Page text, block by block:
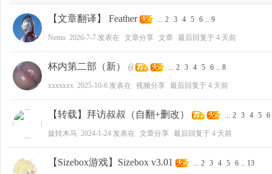
【文章翻译】 Feather ... 2 3 4 5 6 .. 9
Nemo 2026-7-7 发表在 文章分享 文章 最后回复于 4 天前
杯内第二部（新） ... 2 3 4 5 6 .. 8
xxxxxxx 2025-10-6 发表在 视频分享 最后回复于 4 天前
【转载】拜访叔叔（自翻+删改） ... 2 3 4 5 6
旋转木马 2024-1-24 发表在 文章分享 最后回复于 4 天前
【Sizebox游戏】Sizebox v3.01 ... 2 3 4 5 6 .. 13